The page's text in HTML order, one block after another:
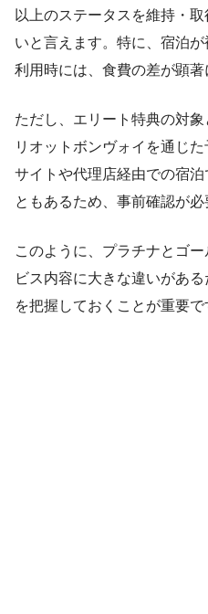
以上のステータスを維持・
いと言えます。特に、宿泊
利用時には、食費の差が顕著
ただし、エリート特典の対
リオットボンヴォイを通じ
サイトや代理店経由での宿
ともあるため、事前確認が必
このように、プラチナとゴ
ビス内容に大きな違いがあ
を把握しておくことが重要で